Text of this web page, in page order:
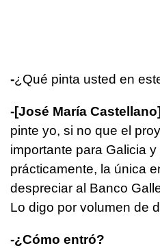
-¿Qué pinta usted en
-[José María Castellano]
pinte yo, si no que el
importante para Galicia
prácticamente, la única
despreciar al Banco
Lo digo por volumen de
-¿Cómo entró?